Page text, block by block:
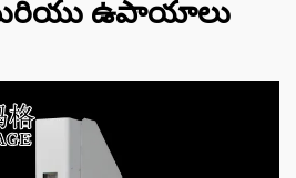
ఉపాయాలు